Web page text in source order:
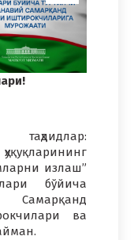
таҳдидлар:
излаш”
бўйича
ва